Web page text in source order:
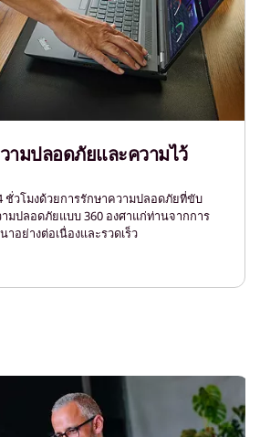
ามปลอดภัยและความไว้
ชั่วโมงด้วยการรักษาความปลอดภัยที่ขับ
มปลอดภัยแบบ 360 องศาแก่ท่านจากการ
อย่างต่อเนื่องและรวดเร็ว